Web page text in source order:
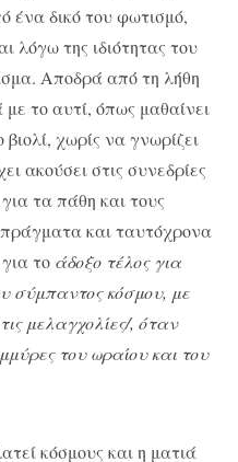
ένα δικό του φωτισμό,
λόγω της ιδιότητας του
Αποδρά από τη λήθη
το αυτί, όπως μαθαίνει
χωρίς να γνωρίζει
ακούσει στις συνεδρίες
τα πάθη και τους
και ταυτόχρονα
το άδοξο τέλος για
σύμπαντος κόσμου, με
μελαγχολίες/, όταν
του ωραίου και του
κόσμους και η ματιά